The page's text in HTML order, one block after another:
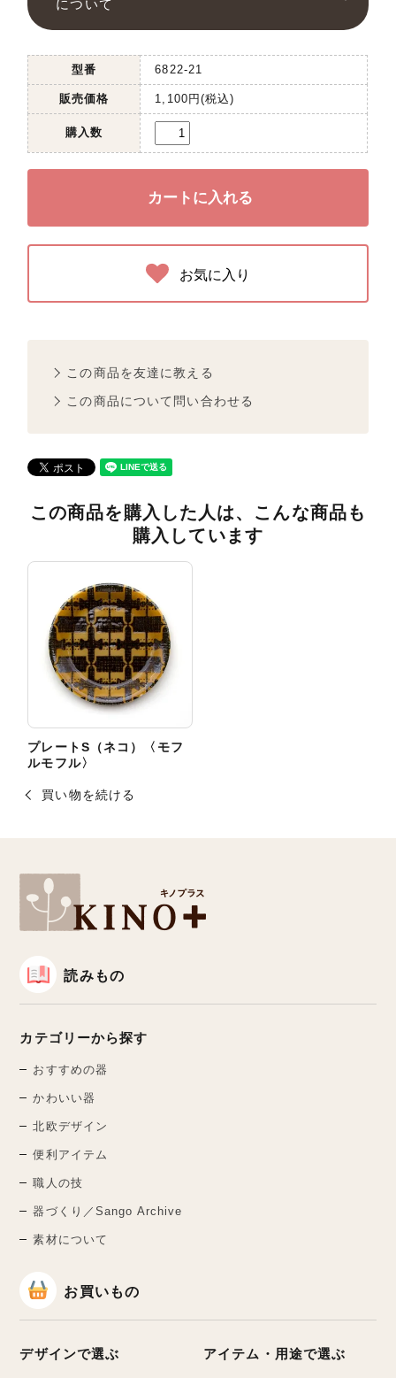
について
型番 6822-21
販売価格 1,100円(税込)
購入数
お気に入り
この商品を友達に教える
この商品について問い合わせる
この商品を購入した人は、こんな商品も
購入しています
プレートS（ネコ）〈モフ
ルモフル〉
買い物を続ける
読みもの
カテゴリーから探す
おすすめの器
かわいい器
北欧デザイン
便利アイテム
職人の技
器づくり／Sango Archive
素材について
お買いもの
デザインで選ぶ アイテム・用途で選ぶ